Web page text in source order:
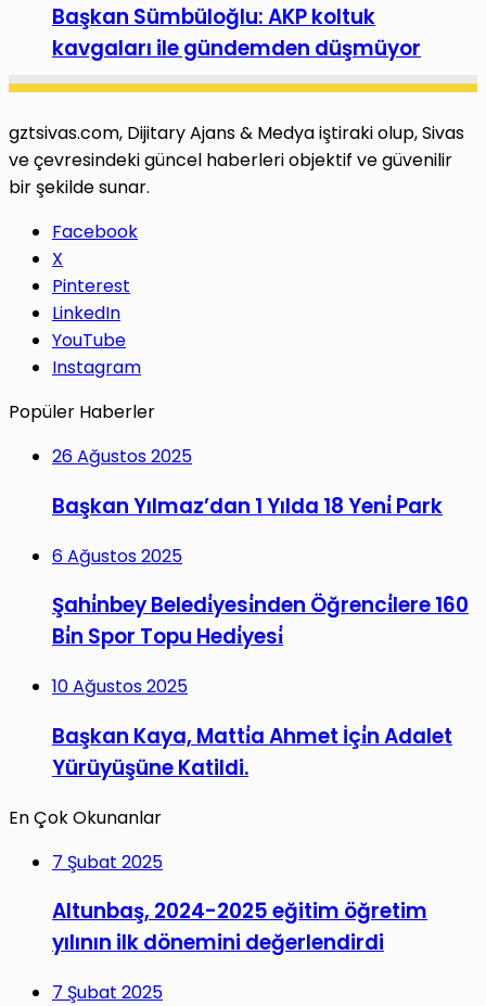
Başkan Sümbüloğlu: AKP koltuk
kavgaları ile gündemden düşmüyor
gztsivas.com, Dijitary Ajans & Medya iştiraki olup, Sivas
ve çevresindeki güncel haberleri objektif ve güvenilir
bir şekilde sunar.
Facebook
X
Pinterest
LinkedIn
YouTube
Instagram
Popüler Haberler
26 Ağustos 2025
Başkan Yılmaz’dan 1 Yılda 18 Yeni̇ Park
6 Ağustos 2025
Şahi̇nbey Beledi̇yesi̇nden Öğrenci̇lere 160
Bi̇n Spor Topu Hedi̇yesi̇
10 Ağustos 2025
Başkan Kaya, Matti̇a Ahmet İçi̇n Adalet
Yürüyüşüne Katildi.
En Çok Okunanlar
7 Şubat 2025
Altunbaş, 2024-2025 eğitim öğretim
yılının ilk dönemini değerlendirdi
7 Şubat 2025